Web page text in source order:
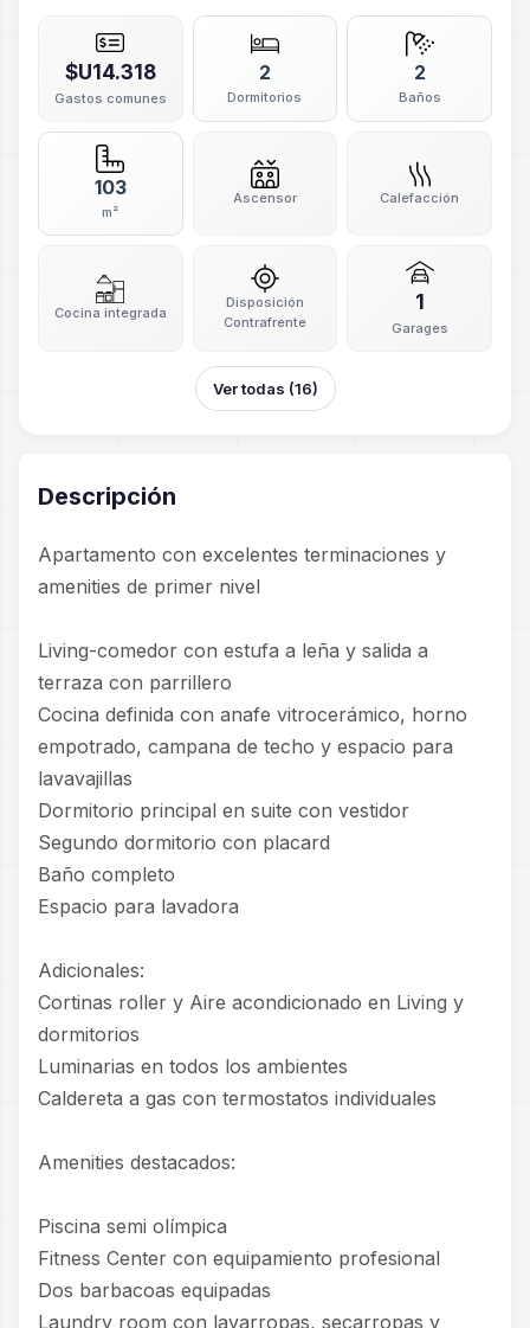
$U14.318
Gastos comunes
2
Dormitorios
2
Baños
103
m²
Ascensor Calefacción
Cocina integrada
Disposición
Contrafrente
1
Garages
Ver todas (16)
Descripción
Apartamento con excelentes terminaciones y
amenities de primer nivel
Living-comedor con estufa a leña y salida a
terraza con parrillero
Cocina definida con anafe vitrocerámico, horno
empotrado, campana de techo y espacio para
lavavajillas
Dormitorio principal en suite con vestidor
Segundo dormitorio con placard
Baño completo
Espacio para lavadora
Adicionales:
Cortinas roller y Aire acondicionado en Living y
dormitorios
Luminarias en todos los ambientes
Caldereta a gas con termostatos individuales
Amenities destacados:
Piscina semi olímpica
Fitness Center con equipamiento profesional
Dos barbacoas equipadas
Laundry room con lavarropas, secarropas y